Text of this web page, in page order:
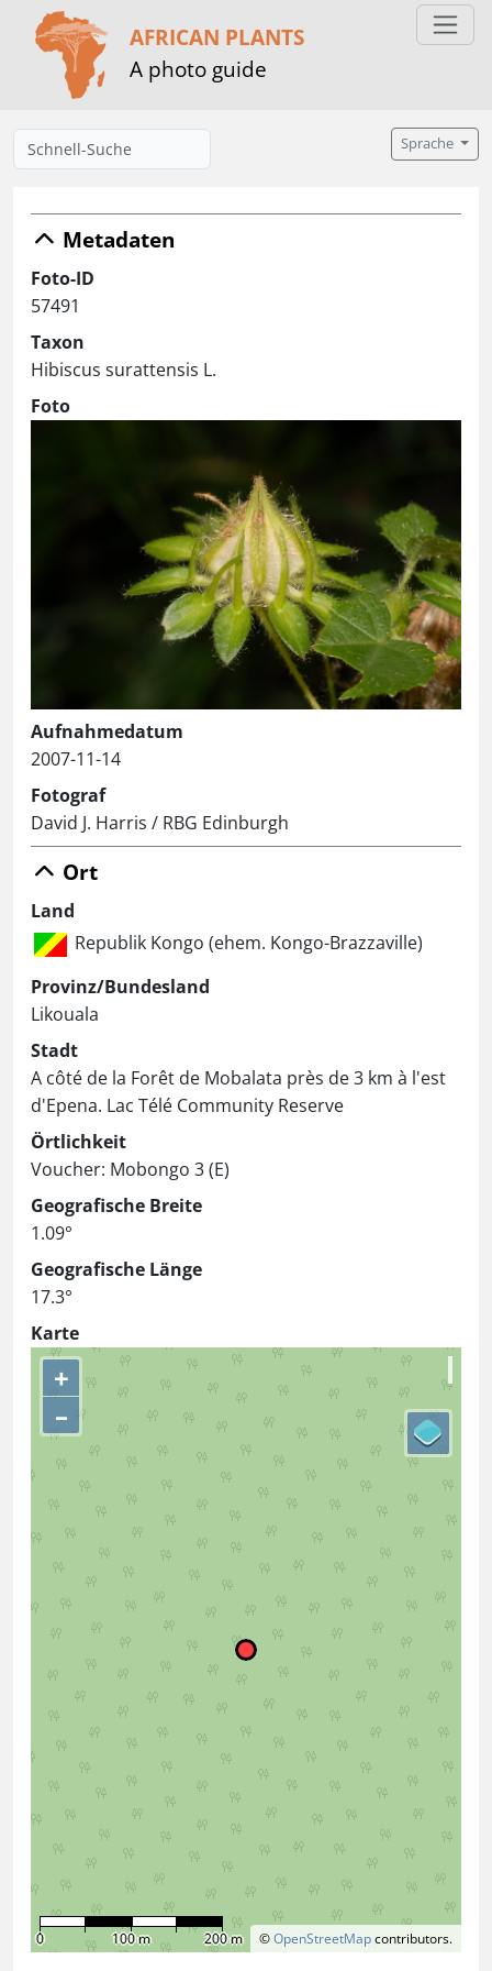
AFRICAN PLANTS
A photo guide
Sprache
Metadaten
Foto-ID
57491
Taxon
Hibiscus surattensis L.
Foto
Aufnahmedatum
2007-11-14
Fotograf
David J. Harris / RBG Edinburgh
Ort
Land
Republik Kongo (ehem. Kongo-Brazzaville)
Provinz/Bundesland
Likouala
Stadt
A côté de la Forêt de Mobalata près de 3 km à l'est
d'Epena. Lac Télé Community Reserve
Örtlichkeit
Voucher: Mobongo 3 (E)
Geografische Breite
1.09°
Geografische Länge
17.3°
Karte
+
–
©OpenStreetMapcontributors.
0 100 m 200 m